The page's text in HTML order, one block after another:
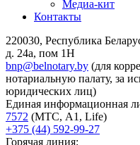
Медиа-кит
Контакты
220030, Республика
д. 24а, пом 1Н
bnp@belnotary.by (для
нотариальную палату, за
юридических лиц)
Единая информационная
7572 (МТС, A1, Life)
+375 (44) 592-99-27
Горячая линия: